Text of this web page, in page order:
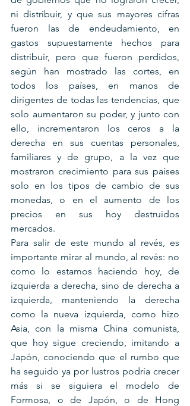
ni distribuir, y que sus mayores cifras
fueron las de endeudamiento, en
gastos supuestamente hechos para
distribuir, pero que fueron perdidos,
según han mostrado las cortes, en
todos los países, en manos de
dirigentes de todas las tendencias, que
solo aumentaron su poder, y junto con
ello, incrementaron los ceros a la
derecha en sus cuentas personales,
familiares y de grupo, a la vez que
mostraron crecimiento para sus países
solo en los tipos de cambio de sus
monedas, o en el aumento de los
precios en sus hoy destruidos
mercados.
Para salir de este mundo al revés, es
importante mirar al mundo, al revés: no
como lo estamos haciendo hoy, de
izquierda a derecha, sino de derecha a
izquierda, manteniendo la derecha
como la nueva izquierda, como hizo
Asia, con la misma China comunista,
que hoy sigue creciendo, imitando a
Japón, conociendo que el rumbo que
ha seguido ya por lustros podría crecer
más si se siguiera el modelo de
Formosa, o de Japón, o de Hong